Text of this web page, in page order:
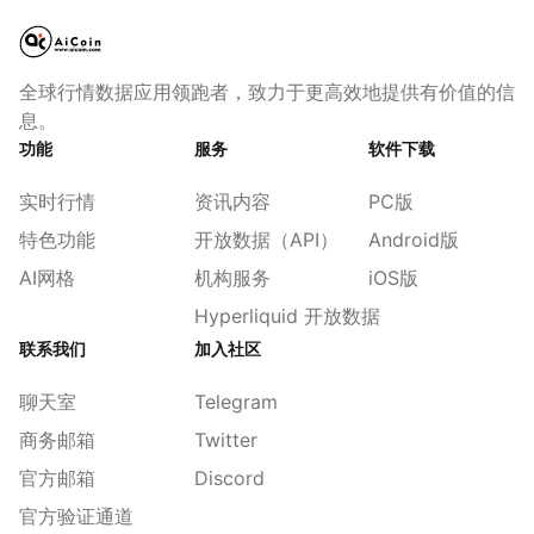
全球行情数据应用领跑者，致力于更高效地提供有价值的信
息。
功能
实时行情
特色功能
AI网格
服务
资讯内容
开放数据（API）
机构服务
Hyperliquid 开放数据
软件下载
PC版
Android版
iOS版
联系我们
聊天室
商务邮箱
官方邮箱
官方验证通道
加入社区
Telegram
Twitter
Discord